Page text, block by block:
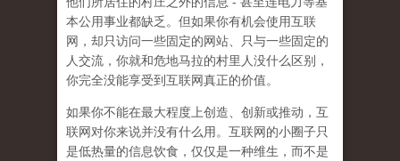
本公用事业都缺乏。但如果你有机会使用互联
网，却只访问一些固定的网站、只与一些固定的
人交流，你就和危地马拉的村里人没什么区别，
你完全没能享受到互联网真正的价值。
如果你不能在最大程度上创造、创新或推动，互
联网对你来说并没有什么用。互联网的小圈子只
是低热量的信息饮食，仅仅是一种维生，而不是